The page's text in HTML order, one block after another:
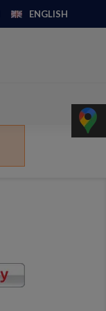
ENGLISH